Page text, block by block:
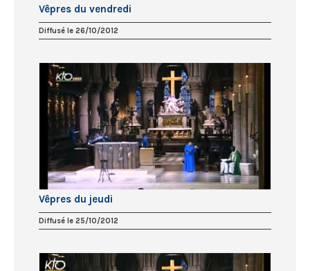
Vêpres du vendredi
Diffusé le 26/10/2012
Vêpres du jeudi
Diffusé le 25/10/2012